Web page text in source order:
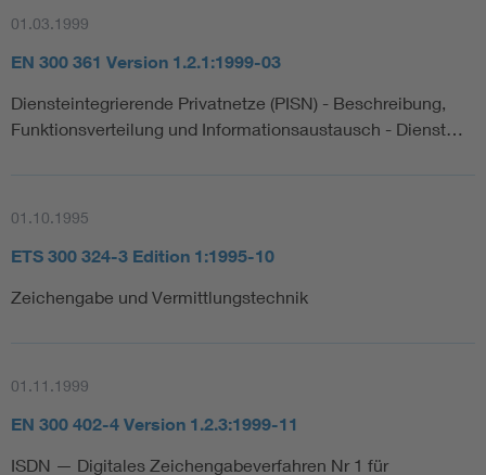
01.03.1999
EN 300 361 Version 1.2.1:1999-03
Diensteintegrierende Privatnetze (PISN) - Beschreibung,
Funktionsverteilung und Informationsaustausch - Dienst…
01.10.1995
ETS 300 324-3 Edition 1:1995-10
Zeichengabe und Vermittlungstechnik
01.11.1999
EN 300 402-4 Version 1.2.3:1999-11
ISDN — Digitales Zeichengabeverfahren Nr 1 für